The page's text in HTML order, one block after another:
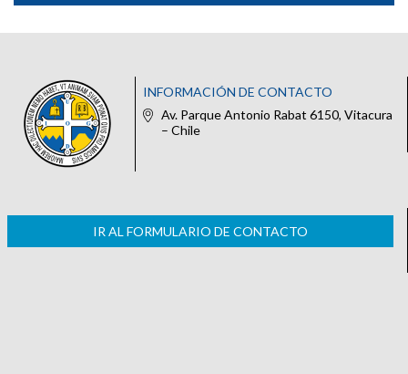
INFORMACIÓN DE CONTACTO
Av. Parque Antonio Rabat 6150, Vitacura
– Chile
IR AL FORMULARIO DE CONTACTO